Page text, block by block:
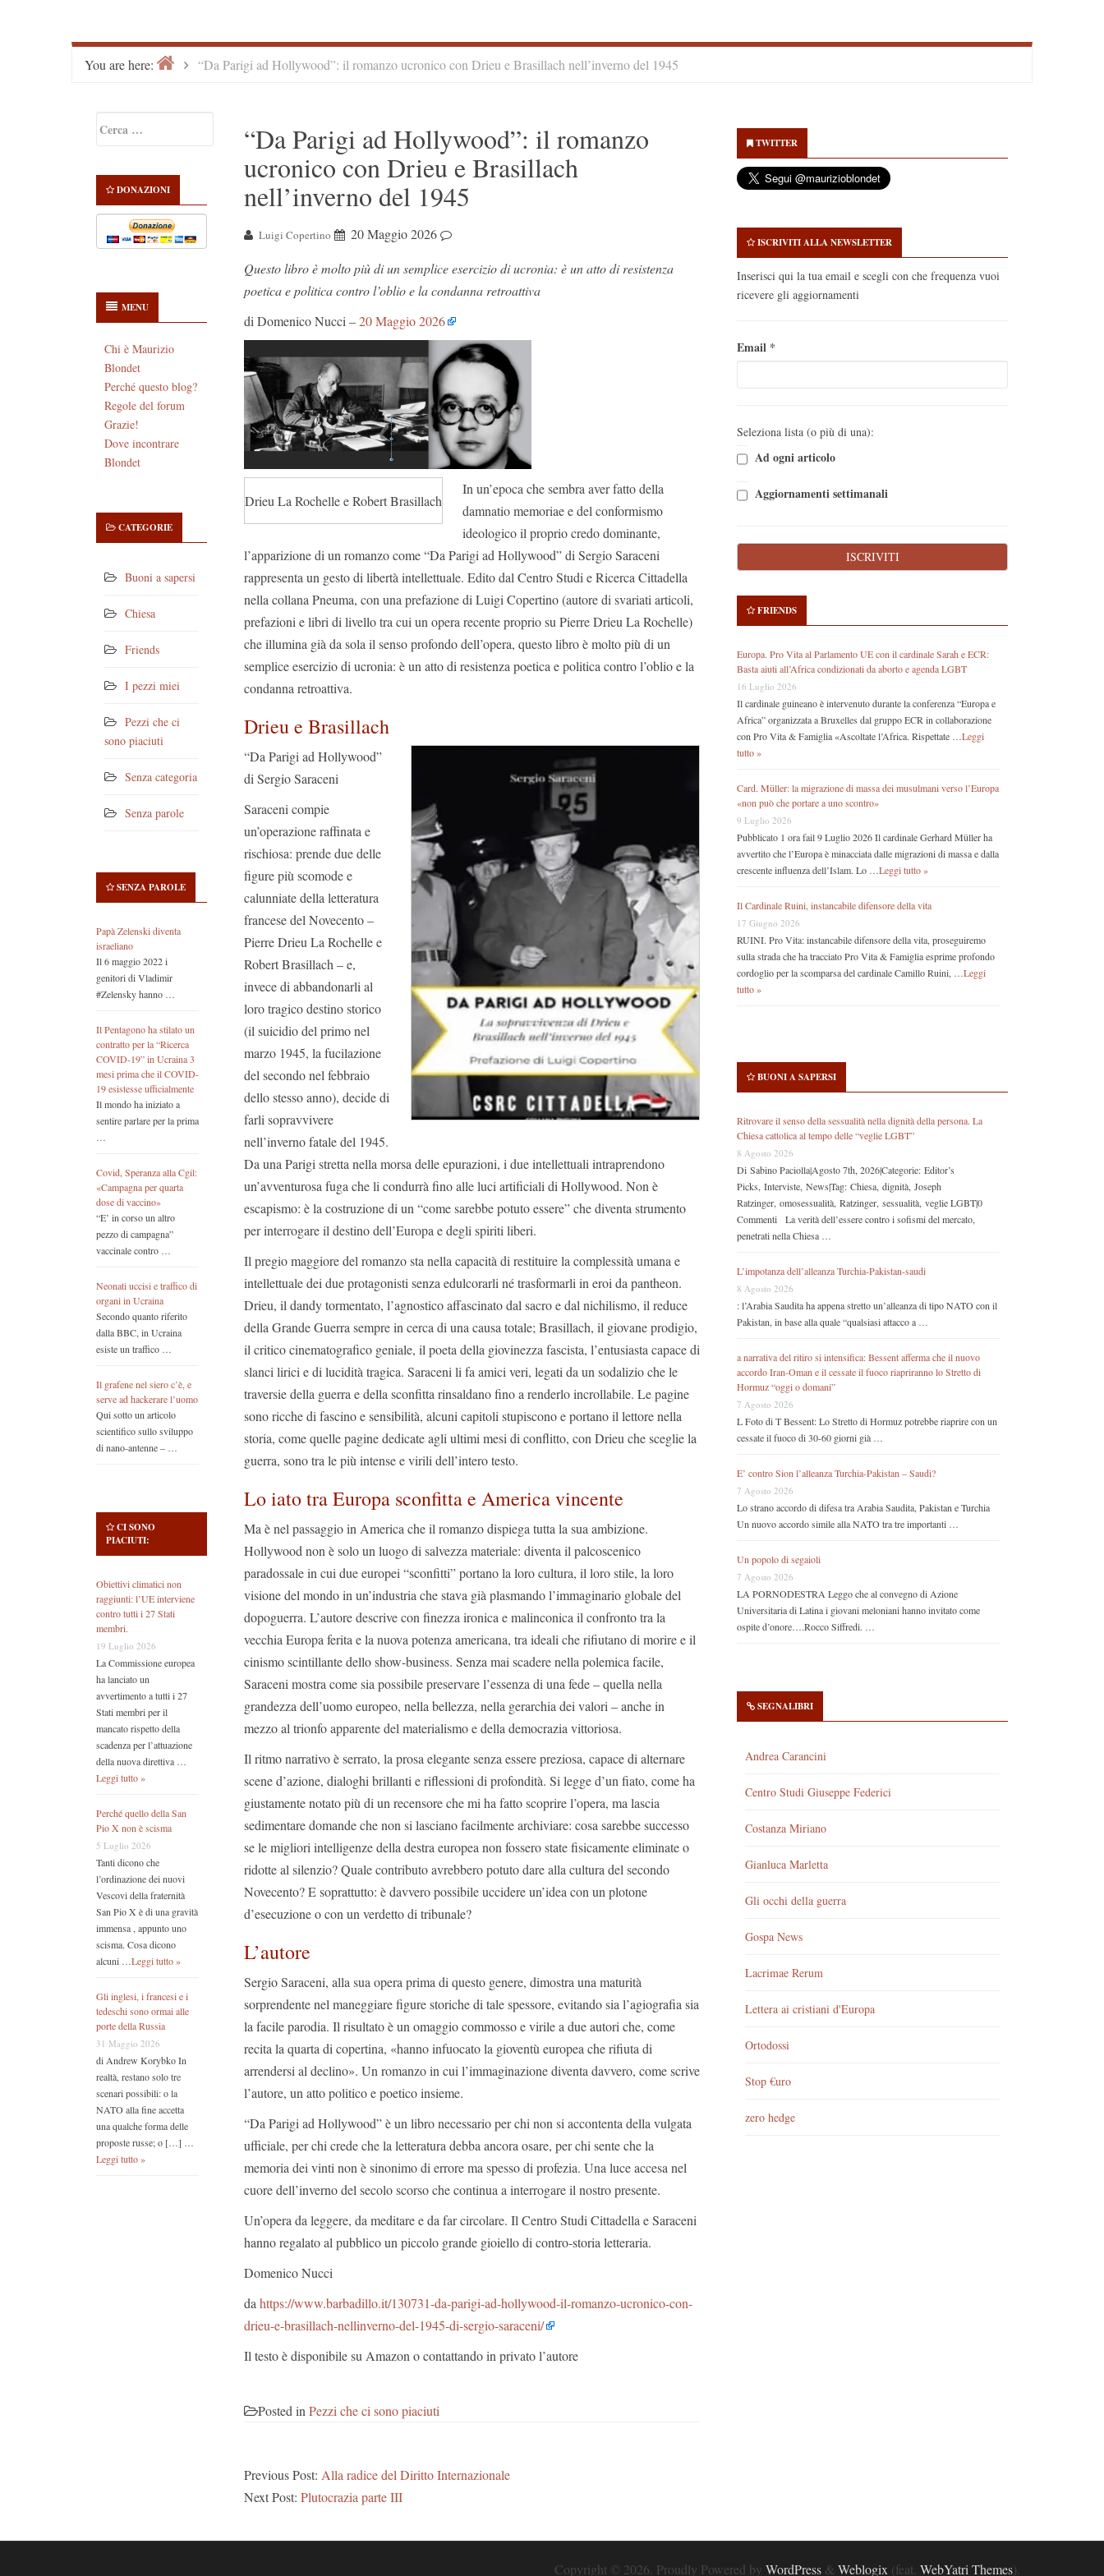
You are here: Home“Da Parigi ad Hollywood”: il romanzo ucronico con Drieu e Brasillach nell’inverno del 1945
Sidebar
per:
DONAZIONI
MENU
Chi è Maurizio
Blondet
Perché questo blog?
Regole del forum
Grazie!
Dove incontrare
Blondet
CATEGORIE
Buoni a sapersi
Chiesa
Friends
I pezzi miei
Pezzi che ci
sono piaciuti
Senza categoria
Senza parole
SENZA PAROLE
Papà Zelenski diventa
israeliano
Il 6 maggio 2022 i
genitori di Vladimir
#Zelensky hanno …
Il Pentagono ha stilato un
contratto per la “Ricerca
COVID-19” in Ucraina 3
mesi prima che il COVID-
19 esistesse ufficialmente
Il mondo ha iniziato a
sentire parlare per la prima
…
Covid, Speranza alla Cgil:
«Campagna per quarta
dose di vaccino»
“E’ in corso un altro
pezzo di campagna”
vaccinale contro …
Neonati uccisi e traffico di
organi in Ucraina
Secondo quanto riferito
dalla BBC, in Ucraina
esiste un traffico …
Il grafene nel siero c’è, e
serve ad hackerare l’uomo
Qui sotto un articolo
scientifico sullo sviluppo
di nano-antenne – …
CI SONO
PIACIUTI:
Obiettivi climatici non
raggiunti: l’UE interviene
contro tutti i 27 Stati
membri.
19 Luglio 2026
La Commissione europea
ha lanciato un
avvertimento a tutti i 27
Stati membri per il
mancato rispetto della
scadenza per l’attuazione
della nuova direttiva …
Leggi tutto »
Perché quello della San
Pio X non è scisma
5 Luglio 2026
Tanti dicono che
l’ordinazione dei nuovi
Vescovi della fraternità
San Pio X è di una gravità
immensa , appunto uno
scisma. Cosa dicono
alcuni …Leggi tutto »
Gli inglesi, i francesi e i
tedeschi sono ormai alle
porte della Russia
31 Maggio 2026
di Andrew Korybko In
realtà, restano solo tre
scenari possibili: o la
NATO alla fine accetta
una qualche forma delle
proposte russe; o […] …
Leggi tutto »
“Da Parigi ad Hollywood”: il romanzo
ucronico con Drieu e Brasillach
nell’inverno del 1945
Luigi Copertino
20 Maggio 2026
Questo libro è molto più di un semplice esercizio di ucronia: è un atto di resistenza
poetica e politica contro l’oblio e la condanna retroattiva
di Domenico Nucci –20 Maggio 2026
Drieu La Rochelle e Robert Brasillach
In un’epoca che sembra aver fatto della
damnatio memoriae e del conformismo
ideologico il proprio credo dominante,
l’apparizione di un romanzo come “Da Parigi ad Hollywood” di Sergio Saraceni
rappresenta un gesto di libertà intellettuale. Edito dal Centro Studi e Ricerca Cittadella
nella collana Pneuma, con una prefazione di Luigi Copertino (autore di svariati articoli,
prefazioni e libri di livello tra cui un opera recente proprio su Pierre Drieu La Rochelle)
che illumina già da sola il senso profondo dell’opera, questo libro è molto più di un
semplice esercizio di ucronia: è un atto di resistenza poetica e politica contro l’oblio e la
condanna retroattiva.
Drieu e Brasillach
“Da Parigi ad Hollywood”
di Sergio Saraceni
Saraceni compie
un’operazione raffinata e
rischiosa: prende due delle
figure più scomode e
calunniate della letteratura
francese del Novecento –
Pierre Drieu La Rochelle e
Robert Brasillach – e,
invece di abbandonarli al
loro tragico destino storico
(il suicidio del primo nel
marzo 1945, la fucilazione
del secondo nel febbraio
dello stesso anno), decide di
farli sopravvivere
nell’inverno fatale del 1945.
Da una Parigi stretta nella morsa delle epurazioni, i due intellettuali intraprendono
un’avventurosa fuga che li condurrà fino alle luci artificiali di Hollywood. Non è
escapismo: è la costruzione di un “come sarebbe potuto essere” che diventa strumento
per interrogare il destino dell’Europa e degli spiriti liberi.
Il pregio maggiore del romanzo sta nella capacità di restituire la complessità umana e
intellettuale dei due protagonisti senza edulcorarli né trasformarli in eroi da pantheon.
Drieu, il dandy tormentato, l’agnostico affascinato dal sacro e dal nichilismo, il reduce
della Grande Guerra sempre in cerca di una causa totale; Brasillach, il giovane prodigio,
il critico cinematografico geniale, il poeta della giovinezza fascista, l’entusiasta capace di
slanci lirici e di lucidità tragica. Saraceni li fa amici veri, legati da un sodalizio che le
traversie della guerra e della sconfitta rinsaldano fino a renderlo incrollabile. Le pagine
sono ricche di fascino e sensibilità, alcuni capitoli stupiscono e portano il lettore nella
storia, come quelle pagine dedicate agli ultimi mesi di conflitto, con Drieu che sceglie la
guerra, sono tra le più intense e virili dell’intero testo.
Lo iato tra Europa sconfitta e America vincente
Ma è nel passaggio in America che il romanzo dispiega tutta la sua ambizione.
Hollywood non è solo un luogo di salvezza materiale: diventa il palcoscenico
paradossale in cui due europei “sconfitti” portano la loro cultura, il loro stile, la loro
visione del mondo in un’industria che stava già plasmando l’immaginario globale del
dopoguerra. L’autore descrive con finezza ironica e malinconica il confronto tra la
vecchia Europa ferita e la nuova potenza americana, tra ideali che rifiutano di morire e il
cinismo scintillante dello show-business. Senza mai scadere nella polemica facile,
Saraceni mostra come sia possibile preservare l’essenza di una fede – quella nella
grandezza dell’uomo europeo, nella bellezza, nella gerarchia dei valori – anche in
mezzo al trionfo apparente del materialismo e della democrazia vittoriosa.
Il ritmo narrativo è serrato, la prosa elegante senza essere preziosa, capace di alternare
scene d’azione, dialoghi brillanti e riflessioni di profondità. Si legge d’un fiato, come ha
giustamente notato più di un recensore che mi ha fatto scoprire l’opera, ma lascia
sedimentare domande che non si lasciano facilmente archiviare: cosa sarebbe successo
se le migliori intelligenze della destra europea non fossero state fisicamente eliminate o
ridotte al silenzio? Quale contributo avrebbero potuto dare alla cultura del secondo
Novecento? E soprattutto: è davvero possibile uccidere un’idea con un plotone
d’esecuzione o con un verdetto di tribunale?
L’autore
Sergio Saraceni, alla sua opera prima di questo genere, dimostra una maturità
sorprendente nel maneggiare figure storiche di tale spessore, evitando sia l’agiografia sia
la facile parodia. Il risultato è un omaggio commosso e virile a due autori che, come
recita la quarta di copertina, «hanno infuocato la gioventù europea che rifiuta di
arrendersi al declino». Un romanzo in cui l’immaginazione diventa davvero, come scrive
l’autore, un atto politico e poetico insieme.
“Da Parigi ad Hollywood” è un libro necessario per chi non si accontenta della vulgata
ufficiale, per chi crede che la letteratura debba ancora osare, per chi sente che la
memoria dei vinti non è sinonimo di errore ma spesso di profezia. Una luce accesa nel
cuore dell’inverno del secolo scorso che continua a interrogare il nostro presente.
Un’opera da leggere, da meditare e da far circolare. Il Centro Studi Cittadella e Saraceni
hanno regalato al pubblico un piccolo grande gioiello di contro-storia letteraria.
Domenico Nucci
da https://www.barbadillo.it/130731-da-parigi-ad-hollywood-il-romanzo-ucronico-con-
drieu-e-brasillach-nellinverno-del-1945-di-sergio-saraceni/
Il testo è disponibile su Amazon o contattando in privato l’autore
Posted in Pezzi che ci sono piaciuti
Previous Post: Alla radice del Diritto Internazionale
Next Post: Plutocrazia parte III
Sidebar
TWITTER
ISCRIVITI ALLA NEWSLETTER
Inserisci qui la tua email e scegli con che frequenza vuoi
ricevere gli aggiornamenti
Email *
Seleziona lista (o più di una):
Ad ogni articolo
Aggiornamenti settimanali
FRIENDS
Europa. Pro Vita al Parlamento UE con il cardinale Sarah e ECR:
Basta aiuti all’Africa condizionati da aborto e agenda LGBT
16 Luglio 2026
Il cardinale guineano è intervenuto durante la conferenza “Europa e
Africa” organizzata a Bruxelles dal gruppo ECR in collaborazione
con Pro Vita & Famiglia «Ascoltate l’Africa. Rispettate … Leggi
tutto »
Card. Müller: la migrazione di massa dei musulmani verso l’Europa
«non può che portare a uno scontro»
9 Luglio 2026
Pubblicato 1 ora fail 9 Luglio 2026 Il cardinale Gerhard Müller ha
avvertito che l’Europa è minacciata dalle migrazioni di massa e dalla
crescente influenza dell’Islam. Lo … Leggi tutto »
Il Cardinale Ruini, instancabile difensore della vita
17 Giugno 2026
RUINI. Pro Vita: instancabile difensore della vita, proseguiremo
sulla strada che ha tracciato Pro Vita & Famiglia esprime profondo
cordoglio per la scomparsa del cardinale Camillo Ruini, … Leggi
tutto »
BUONI A SAPERSI
Ritrovare il senso della sessualità nella dignità della persona. La
Chiesa cattolica al tempo delle “veglie LGBT”
8 Agosto 2026
Di Sabino Paciolla|Agosto 7th, 2026|Categorie: Editor’s
Picks, Interviste, News|Tag: Chiesa, dignità, Joseph
Ratzinger, omosessualità, Ratzinger, sessualità, veglie LGBT|0
Commenti La verità dell’essere contro i sofismi del mercato,
penetrati nella Chiesa …
L’impotanza dell’alleanza Turchia-Pakistan-saudi
8 Agosto 2026
: l’Arabia Saudita ha appena stretto un’alleanza di tipo NATO con il
Pakistan, in base alla quale “qualsiasi attacco a …
a narrativa del ritiro si intensifica: Bessent afferma che il nuovo
accordo Iran-Oman e il cessate il fuoco riapriranno lo Stretto di
Hormuz “oggi o domani”
7 Agosto 2026
L Foto di T Bessent: Lo Stretto di Hormuz potrebbe riaprire con un
cessate il fuoco di 30-60 giorni già …
E’ contro Sion l’alleanza Turchia-Pakistan – Saudi?
7 Agosto 2026
Lo strano accordo di difesa tra Arabia Saudita, Pakistan e Turchia
Un nuovo accordo simile alla NATO tra tre importanti …
Un popolo di segaioli
7 Agosto 2026
LA PORNODESTRA Leggo che al convegno di Azione
Universitaria di Latina i giovani meloniani hanno invitato come
ospite d’onore….Rocco Siffredi. …
SEGNALIBRI
Andrea Carancini
Centro Studi Giuseppe Federici
Costanza Miriano
Gianluca Marletta
Gli occhi della guerra
Gospa News
Lacrimae Rerum
Lettera ai cristiani d'Europa
Ortodossi
Stop €uro
zero hedge
Copyright © 2026. Proudly Powered by WordPress & Weblogix (feat. WebYatri Themes).